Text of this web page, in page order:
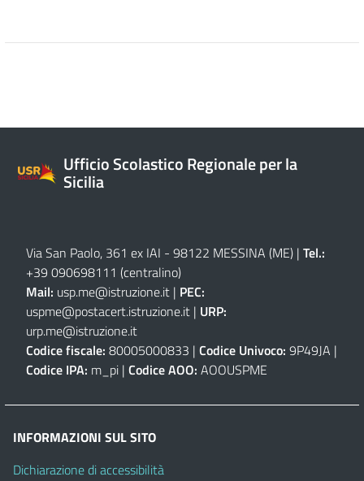
Ufficio Scolastico Regionale per la
Sicilia
Via San Paolo, 361 ex IAI - 98122 MESSINA (ME) | Tel.:
+39 090698111 (centralino)
Mail: usp.me@istruzione.it | PEC:
uspme@postacert.istruzione.it | URP:
urp.me@istruzione.it
Codice fiscale: 80005000833 | Codice Univoco: 9P49JA |
Codice IPA: m_pi | Codice AOO: AOOUSPME
INFORMAZIONI SUL SITO
Dichiarazione di accessibilità